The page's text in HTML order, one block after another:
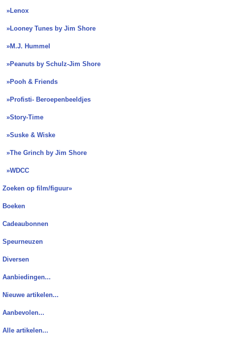
»Lenox
»Looney Tunes by Jim Shore
»M.J. Hummel
»Peanuts by Schulz-Jim Shore
»Pooh & Friends
»Profisti- Beroepenbeeldjes
»Story-Time
»Suske & Wiske
»The Grinch by Jim Shore
»WDCC
Zoeken op film/figuur»
Boeken
Cadeaubonnen
Speurneuzen
Diversen
Aanbiedingen...
Nieuwe artikelen...
Aanbevolen...
Alle artikelen...